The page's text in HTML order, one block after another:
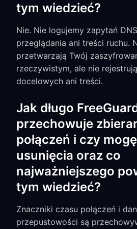
tym wiedzieć?
Nie. Nie logujemy zapytań
przeglądania ani treści ruchu.
przetwarzają Twój
rzeczywistym, ale nie
docelowych ani treści.
Jak długo
przechowuje
połączeń i czy
usunięcia oraz co
najważniejszego
tym wiedzieć?
Znaczniki czasu połączeń i
przepustowości są